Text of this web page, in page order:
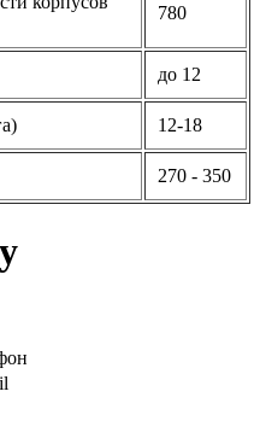
корпусов
до 12
12-18
270 - 350